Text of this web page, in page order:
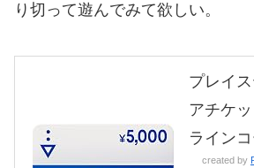
り切って遊んでみて欲しい。
プレイ
アチケ
ライン
created by